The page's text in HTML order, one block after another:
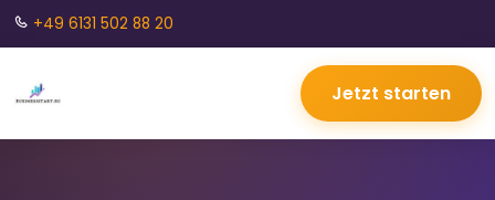
+49 6131 502 88 20
Jetzt starten